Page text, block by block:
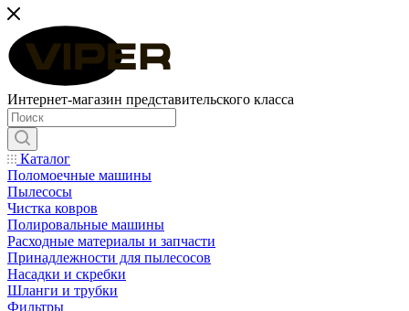
Интернет-магазин представительского класса
Каталог
Поломоечные машины
Пылесосы
Чистка ковров
Полировальные машины
Расходные материалы и запчасти
Принадлежности для пылесосов
Насадки и скребки
Шланги и трубки
Фильтры